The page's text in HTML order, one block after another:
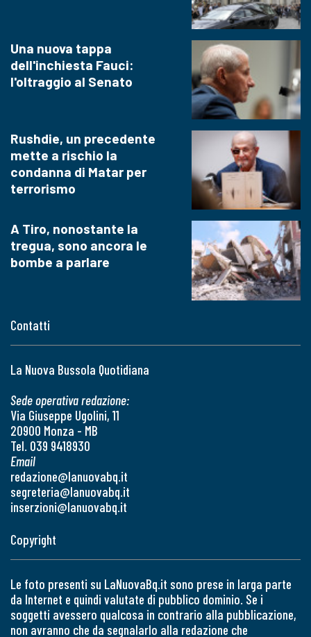
Contatti
La Nuova Bussola Quotidiana
Sede operativa redazione:
Via Giuseppe Ugolini, 11
20900 Monza - MB
Tel. 039 9418930
Email
redazione@lanuovabq.it
segreteria@lanuovabq.it
inserzioni@lanuovabq.it
Una nuova tappa
dell'inchiesta Fauci:
l'oltraggio al Senato
Rushdie, un precedente
mette a rischio la
condanna di Matar per
terrorismo
A Tiro, nonostante la
tregua, sono ancora le
bombe a parlare
Copyright
Le foto presenti su LaNuovaBq.it sono prese in larga parte
da Internet e quindi valutate di pubblico dominio. Se i
soggetti avessero qualcosa in contrario alla pubblicazione,
non avranno che da segnalarlo alla redazione che